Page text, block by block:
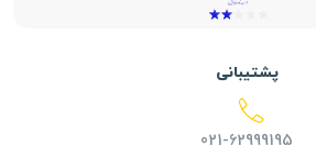
پشتیبانی
021-62999195